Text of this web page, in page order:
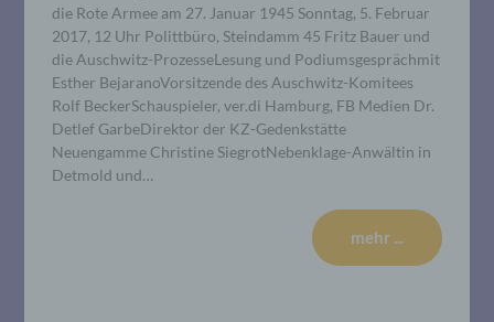
die Rote Armee am 27. Januar 1945 Sonntag, 5. Februar
2017, 12 Uhr Polittbüro, Steindamm 45 Fritz Bauer und
die Auschwitz-ProzesseLesung und Podiumsgesprächmit
Esther BejaranoVorsitzende des Auschwitz-Komitees
Rolf BeckerSchauspieler, ver.di Hamburg, FB Medien Dr.
Detlef GarbeDirektor der KZ-Gedenkstätte
Neuengamme Christine SiegrotNebenklage-Anwältin in
Detmold und…
mehr ...